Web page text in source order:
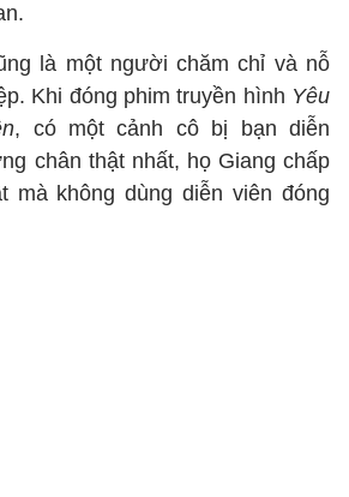
là một người chăm chỉ và nỗ
Khi đóng phim truyền hình Yêu
, có một cảnh cô bị bạn diễn
chân thật nhất, họ Giang chấp
mà không dùng diễn viên đóng